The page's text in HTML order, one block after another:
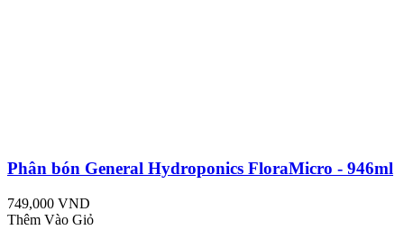
Phân bón General Hydroponics FloraMicro - 946ml
749,000 VND
Thêm Vào Giỏ